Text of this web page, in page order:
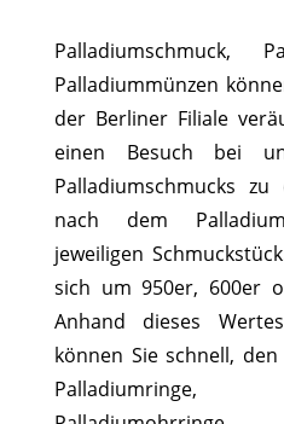
Palladiumschmuck,
Palladiummünzen
der Berliner Filiale
einen Besuch bei
Palladiumschmucks
nach dem
jeweiligen
sich um 950er, 600er
Anhand dieses
können Sie schnell,
Palladiumringe,